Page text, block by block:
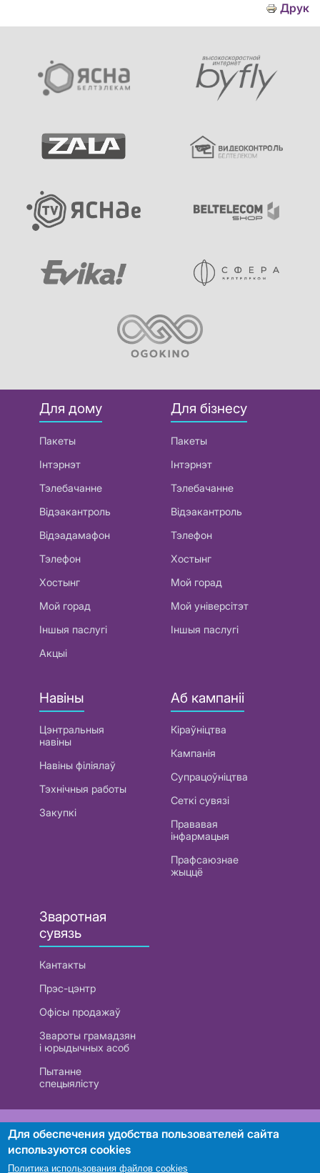
Друк
Для дому
Пакеты
Інтэрнэт
Тэлебачанне
Відэакантроль
Відэадамафон
Тэлефон
Хостынг
Мой горад
Іншыя паслугі
Акцыі
Для бізнесу
Пакеты
Інтэрнэт
Тэлебачанне
Відэакантроль
Тэлефон
Хостынг
Мой горад
Мой універсітэт
Іншыя паслугі
Навіны
Цэнтральныя
навіны
Навіны філіялаў
Тэхнічныя работы
Закупкі
Аб кампаніі
Кіраўніцтва
Кампанія
Супрацоўніцтва
Сеткі сувязі
Прававая
інфармацыя
Прафсаюзнае
жыццё
Зваротная
сувязь
Кантакты
Прэс-цэнтр
Офісы продажаў
Звароты грамадзян
і юрыдычных асоб
Пытанне
спецыялісту
РУП «Белтэлекам». УНП 101007741
Для обеспечения удобства пользователей сайта
используются cookies
Политика использования файлов cookies